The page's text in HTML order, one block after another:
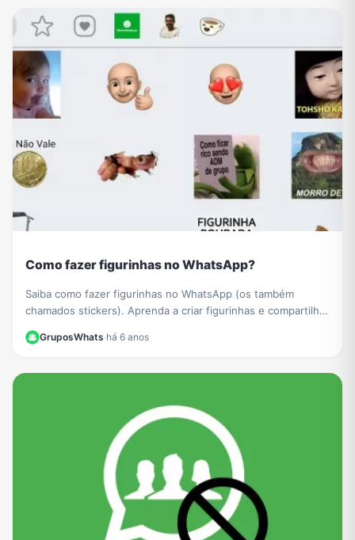
Como fazer figurinhas no WhatsApp?
Saiba como fazer figurinhas no WhatsApp (os também
chamados stickers). Aprenda a criar figurinhas e compartilhar
GruposWhats·há 6 anos